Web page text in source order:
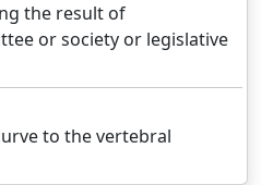
the result of
or society or legislative
to the vertebral